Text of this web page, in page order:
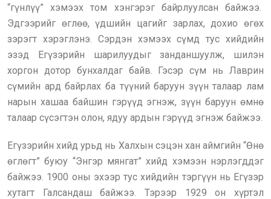
“гүнлүү” хэмээх том хэнгэрэг байрлуулсан байжээ.
Эдгээрийг өглөө, үдшийн цагийг зарлах, дохио өгөх
зэрэгт хэрэглэнэ. Сэрдэн хэмээх сүмд тус хийдийн
эзэд Егүзэрийн шарилуудыг занданшуулж, шилэн
хоргон дотор бунхалдаг байв. Гэсэр сүм нь Лаврин
сүмийн ард байрлах ба түүний баруун зүүн талаар лам
нарын хашаа байшин гэрүүд эгнэж, зүүн баруун өмнө
талаар сүсэгтэн олон, ядуу ардын гэрүүд эгнэж байжээ.
Егүзэрийн хийд урьд нь Халхын сэцэн хан аймгийн “Өнө
өглөгт” буюу “Энгэр мянгат” хийд хэмээн нэрлэгддэг
байжээ. 1900 оны эхээр тус хийдийн тэргүүн нь Егүзэр
хутагт Галсандаш байжээ. Тэрээр 1929 он хүртэл